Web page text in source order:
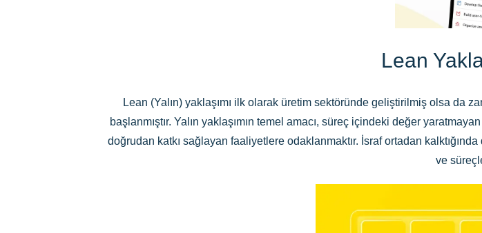
Lean
Lean (Yalın) yaklaşımı ilk olarak üretim sektöründe geliştirilmiş olsa da
başlanmıştır. Yalın yaklaşımın temel amacı, süreç içindeki değer
doğrudan katkı sağlayan faaliyetlere odaklanmaktır. İsraf ortadan
ve